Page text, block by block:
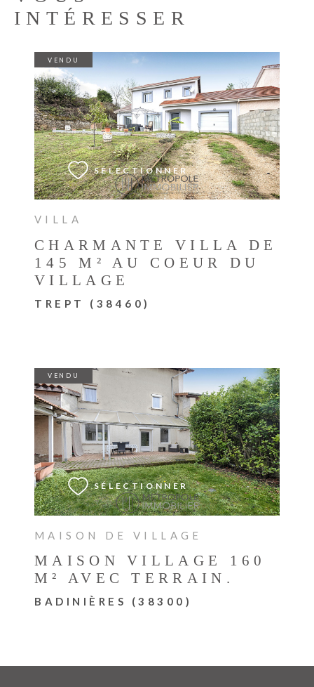
INTÉRESSER
VILLA
CHARMANTE VILLA DE
145 M² AU COEUR DU
VILLAGE
TREPT (38460)
VENDU
SÉLECTIONNER
VOIR LE BIEN
MAISON DE VILLAGE
MAISON VILLAGE 160
M² AVEC TERRAIN.
BADINIÈRES (38300)
VENDU
SÉLECTIONNER
VOIR LE BIEN